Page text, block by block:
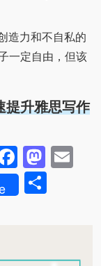
造力和不自私的
一定自由，但该
提升雅思写作